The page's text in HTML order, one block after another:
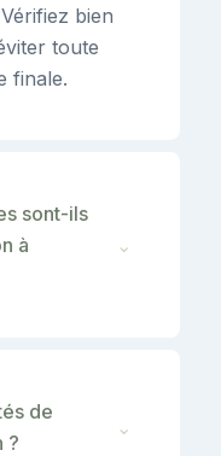
bien
toute
finale.
sont-ils
à
⌄
de
?
⌄